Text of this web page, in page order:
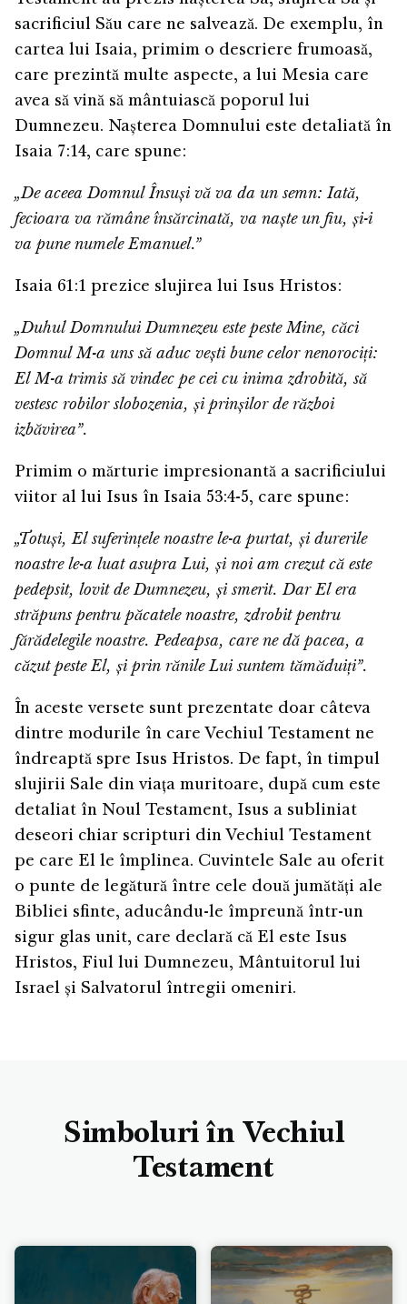
sacrificiul Său care ne salvează. De exemplu, în
cartea lui Isaia, primim o descriere frumoasă,
care prezintă multe aspecte, a lui Mesia care
avea să vină să mântuiască poporul lui
Dumnezeu. Nașterea Domnului este detaliată în
Isaia 7:14, care spune:
„De aceea Domnul Însuși vă va da un semn: Iată,
fecioara va rămâne însărcinată, va naște un fiu, și-i
va pune numele Emanuel.”
Isaia 61:1 prezice slujirea lui Isus Hristos:
„Duhul Domnului Dumnezeu este peste Mine, căci
Domnul M-a uns să aduc vești bune celor nenorociți:
El M-a trimis să vindec pe cei cu inima zdrobită, să
vestesc robilor slobozenia, și prinșilor de război
izbăvirea”.
Primim o mărturie impresionantă a sacrificiului
viitor al lui Isus în Isaia 53:4-5, care spune:
„Totuși, El suferințele noastre le-a purtat, și durerile
noastre le-a luat asupra Lui, și noi am crezut că este
pedepsit, lovit de Dumnezeu, și smerit. Dar El era
străpuns pentru păcatele noastre, zdrobit pentru
fărădelegile noastre. Pedeapsa, care ne dă pacea, a
căzut peste El, și prin rănile Lui suntem tămăduiți”.
În aceste versete sunt prezentate doar câteva
dintre modurile în care Vechiul Testament ne
îndreaptă spre Isus Hristos. De fapt, în timpul
slujirii Sale din viața muritoare, după cum este
detaliat în Noul Testament, Isus a subliniat
deseori chiar scripturi din Vechiul Testament
pe care El le împlinea. Cuvintele Sale au oferit
o punte de legătură între cele două jumătăți ale
Bibliei sfinte, aducându-le împreună într-un
sigur glas unit, care declară că El este Isus
Hristos, Fiul lui Dumnezeu, Mântuitorul lui
Israel și Salvatorul întregii omeniri.
Simboluri în Vechiul
Testament